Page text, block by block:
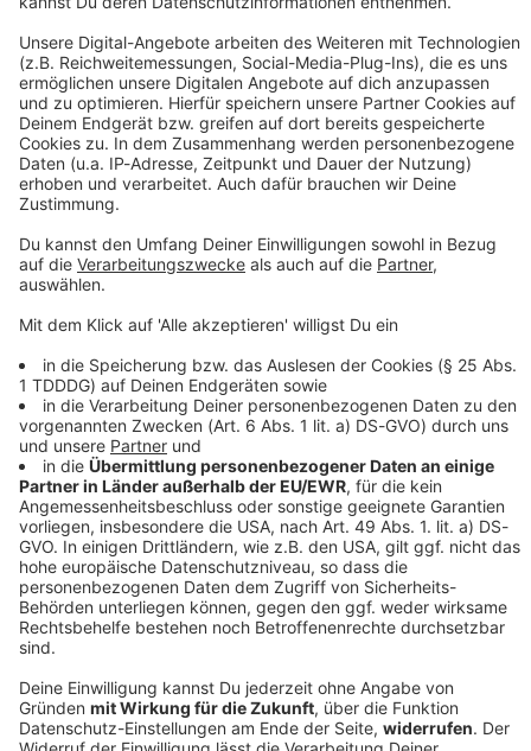
DAS KÖNNTE DICH AUCH INTERESSIEREN
Stars & Bands
Keine Panik: Sechs Fakten über Udo Lindenberg!
Panikrocker und deutsche Rock-Ikone: Das ist Udo
Lindenberg! Wir feiern den 80. Geburtstag vom Mann
mit Hut und Sonnenbrille, darauf ein Eierlikörchen!
DEINE GEMERKTEN ARTIKEL
Du hast dir noch keine Artikel gemerkt
Markiere sie hierfür mit einem